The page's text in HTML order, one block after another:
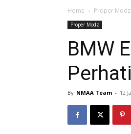
Home Proper Modz
Proper Modz
BMW
By NMAA Team - 12